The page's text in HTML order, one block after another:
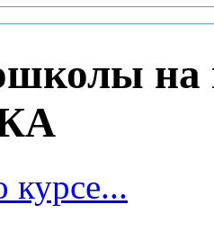
на
курсе...